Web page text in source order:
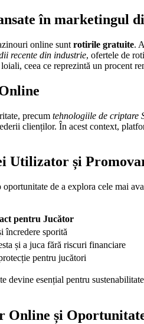
în marketingul
online sunt rotirile gratuite.
recente din industrie, ofertele de
ceea ce reprezintă un procent
precum tehnologiile de criptare
clienților. În acest context,
Utilizator și
de a explora cele mai
pentru Jucător
încredere sporită
și a juca fără riscuri financiare
pentru jucători
esențial pentru
Online și